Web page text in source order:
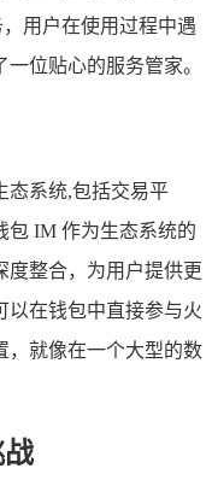
用户在使用过程中遇
位贴心的服务管家。
态系统,包括交易平
包 IM 作为生态系统的
度整合，为用户提供更
以在钱包中直接参与火
，就像在一个大型的数